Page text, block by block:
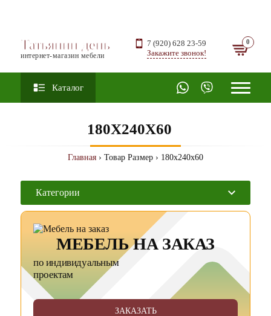
Татьянин день
интернет-магазин мебели
7 (920) 628 23-59
Закажите звонок!
Каталог
180X240X60
Главная › Товар Размер › 180x240x60
Категории
МЕБЕЛЬ НА ЗАКАЗ
по индивидуальным
проектам
ЗАКАЗАТЬ